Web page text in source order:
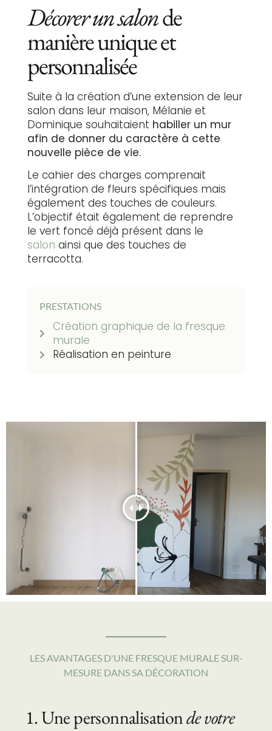
Décorer un salonde
manière unique et
personnalisée
Suite à la création d’une extension de leur
salon dans leur maison, Mélanie et
Dominique souhaitaient habiller un mur
afin de donner du caractère à cette
nouvelle pièce de vie.
Le cahier des charges comprenait
l’intégration de fleurs spécifiques mais
également des touches de couleurs.
L’objectif était également de reprendre
le vert foncé déjà présent dans le
salon ainsi que des touches de
terracotta.
PRESTATIONS
Création graphique de la fresque
murale
Réalisation en peinture
LES AVANTAGES D'UNE FRESQUE MURALE SUR-
MESURE DANS SA DÉCORATION
1. Une personnalisationde votre